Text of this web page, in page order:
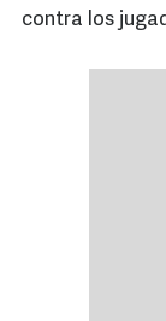
contra los